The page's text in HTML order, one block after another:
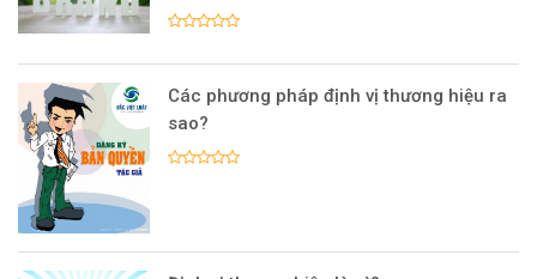
Các phương pháp định vị thương hiệu ra
sao?